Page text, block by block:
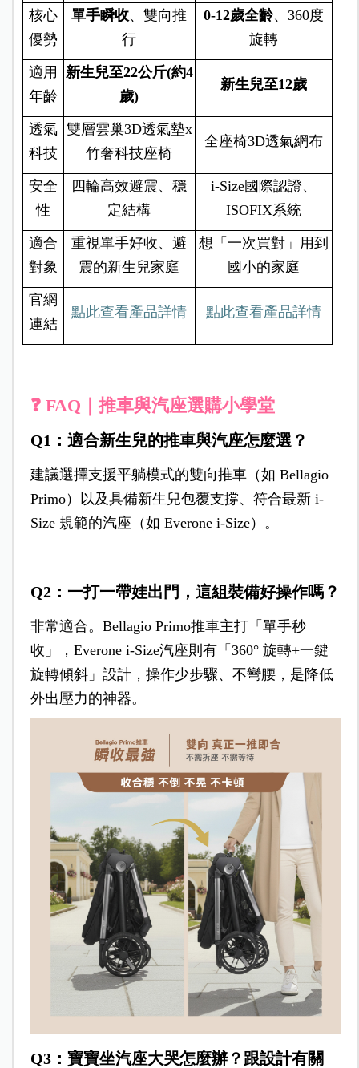
核心
優勢
單手瞬收、雙向推
行
0-12歲全齡、360度
旋轉
適用
年齡
新生兒至22公斤(約4
歲)
新生兒至12歲
透氣
科技
雙層雲巢3D透氣墊x
竹奢科技座椅
全座椅3D透氣網布
安全
性
四輪高效避震、穩
定結構
i-Size國際認證、
ISOFIX系統
適合
對象
重視單手好收、避
震的新生兒家庭
想「一次買對」用到
國小的家庭
官網
連結
點此查看產品詳情 點此查看產品詳情
❓ FAQ｜推車與汽座選購小學堂
Q1：適合新生兒的推車與汽座怎麼選？
建議選擇支援平躺模式的雙向推車（如 Bellagio
Primo）以及具備新生兒包覆支撐、符合最新 i-
Size 規範的汽座（如 Everone i-Size）。
Q2：一打一帶娃出門，這組裝備好操作嗎？
非常適合。Bellagio Primo推車主打「單手秒
收」，Everone i-Size汽座則有「360° 旋轉+一鍵
旋轉傾斜」設計，操作少步驟、不彎腰，是降低
外出壓力的神器。
Q3：寶寶坐汽座大哭怎麼辦？跟設計有關